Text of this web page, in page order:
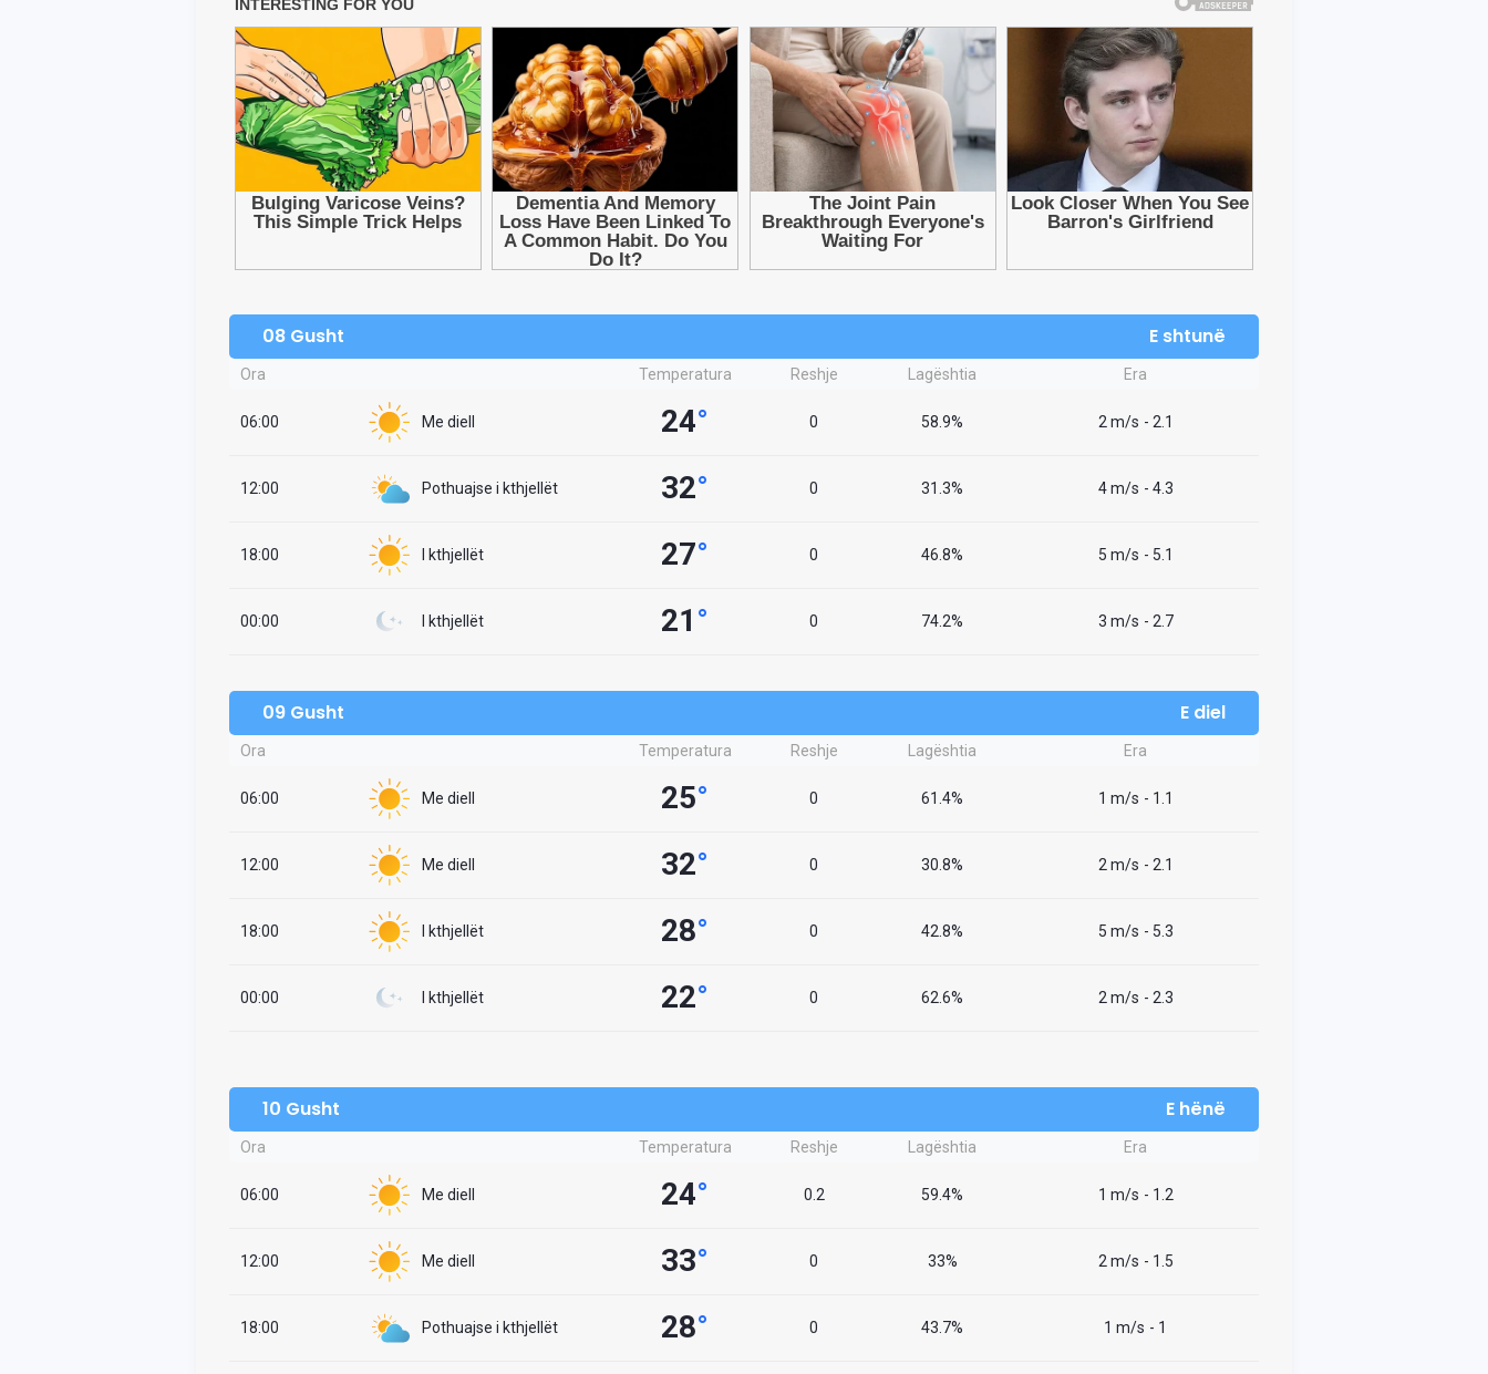
08 Gusht E shtunë
Ora Temperatura Reshje Lagështia Era
06:00 Me diell 24° 0 58.9% 2 m/s - 2.1
12:00 Pothuajse i kthjellët 32° 0 31.3% 4 m/s - 4.3
18:00 I kthjellët 27° 0 46.8% 5 m/s - 5.1
00:00 I kthjellët 21 ° 0 74.2% 3 m/s - 2.7
09 Gusht E diel
Ora Temperatura Reshje Lagështia Era
06:00 Me diell 25° 0 61.4% 1 m/s - 1.1
12:00 Me diell 32° 0 30.8% 2 m/s - 2.1
18:00 I kthjellët 28° 0 42.8% 5 m/s - 5.3
00:00 I kthjellët 22° 0 62.6% 2 m/s - 2.3
10 Gusht E hënë
Ora Temperatura Reshje Lagështia Era
06:00 Me diell 24° 0.2 59.4% 1 m/s - 1.2
12:00 Me diell 33° 0 33% 2 m/s - 1.5
18:00 Pothuajse i kthjellët 28° 0 43.7% 1 m/s - 1